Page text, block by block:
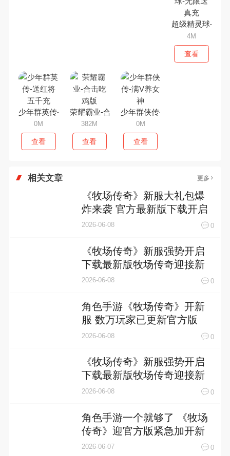
超级精灵球-无
4M
查看
少年群英传-送红将五千充
0M
查看
荣耀霸业-合击吃鸡版
382M
查看
少年群侠传-满V养女神
0M
查看
相关文章 更多
《牧场传奇》新服大礼包爆
炸来袭 官方最新版下载开启
2026-06-08 0
《牧场传奇》新服强势开启
下载最新版牧场传奇迎接新
征程
2026-06-08 0
角色手游《牧场传奇》开新
服 数万玩家已更新官方版
2026-06-08 0
《牧场传奇》新服强势开启
下载最新版牧场传奇迎接新
征程
2026-06-08 0
角色手游一个就够了 《牧场
传奇》迎官方版紧急加开新
服
2026-06-07 0